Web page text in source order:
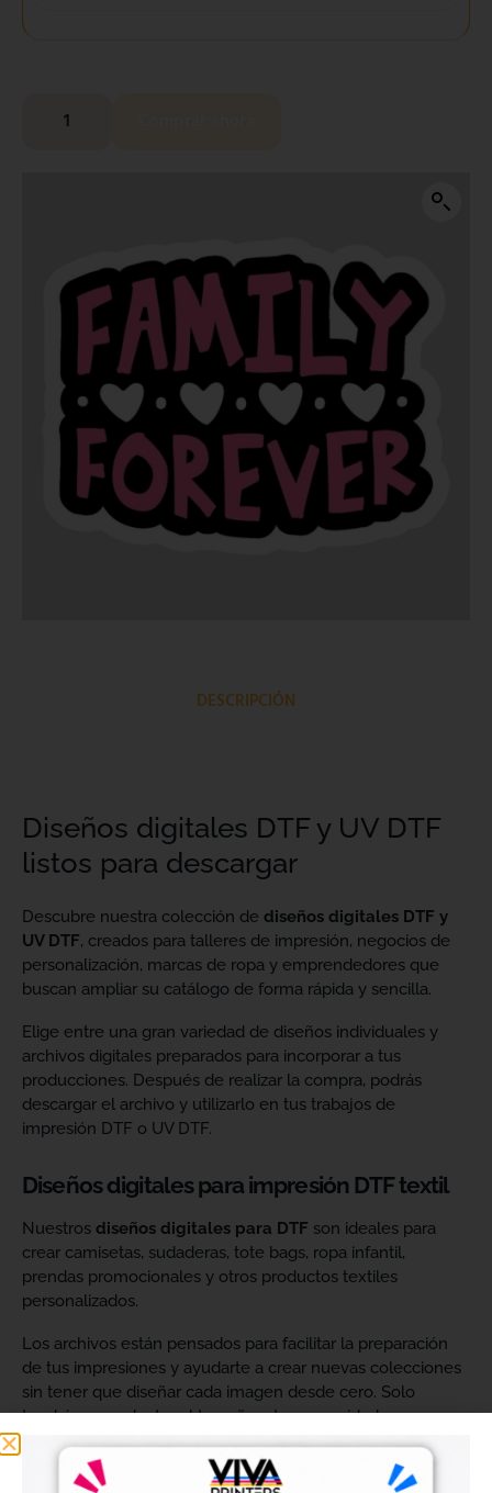
DESCRIPCIÓN
Diseños digitales DTF y UV DTF
listos para descargar
Descubre nuestra colección de diseños digitales DTF y
UV DTF, creados para talleres de impresión, negocios de
personalización, marcas de ropa y emprendedores que
buscan ampliar su catálogo de forma rápida y sencilla.
Elige entre una gran variedad de diseños individuales y
archivos digitales preparados para incorporar a tus
producciones. Después de realizar la compra, podrás
descargar el archivo y utilizarlo en tus trabajos de
impresión DTF o UV DTF.
Diseños digitales para impresión DTF textil
Nuestros diseños digitales para DTF son ideales para
crear camisetas, sudaderas, tote bags, ropa infantil,
prendas promocionales y otros productos textiles
personalizados.
Los archivos están pensados para facilitar la preparación
de tus impresiones y ayudarte a crear nuevas colecciones
sin tener que diseñar cada imagen desde cero. Solo
tendrás que adaptar el tamaño a tus necesidades, preparar
el archivo en tu programa de impresión y producirlo con tu
maquinaria DTF.